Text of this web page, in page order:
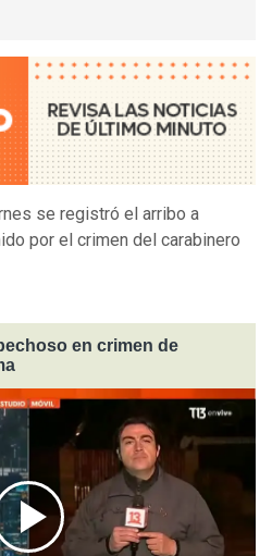
se registró el arribo a
por el crimen del carabinero
en crimen de